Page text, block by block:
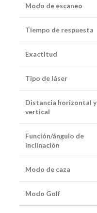
Modo de escaneo
Tiempo de respuesta
Exactitud
Tipo de láser
Distancia horizontal y
vertical
Función/ángulo de
inclinación
Modo de caza
Modo Golf